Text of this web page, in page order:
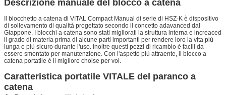
Descrizione manuale del blocco a catena
Il blocchetto a catena di VITAL Compact Manual di serie di HSZ-K è dispositivo
di sollevamento di qualità progettato secondo il concetto adavanced dal
Giappone. I blocchi a catena sono stati migliorati la struttura interna e increaced
il grado di materia prima di alcune parti importanti per rendere loro la vita più
lunga e più sicuro durante l'uso. Inoltre questi pezzi di ricambio è facili da
essere smontato per manutenzione. Con l'aspetto più attraente, il blocco a
catena portatile è il migliore choise per voi.
Caratteristica portatile VITALE del paranco a
catena